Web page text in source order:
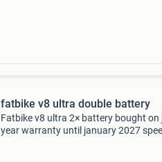
fatbike v8 ultra double battery
Fatbike v8 ultra 2× battery bought
year warranty until january 2027